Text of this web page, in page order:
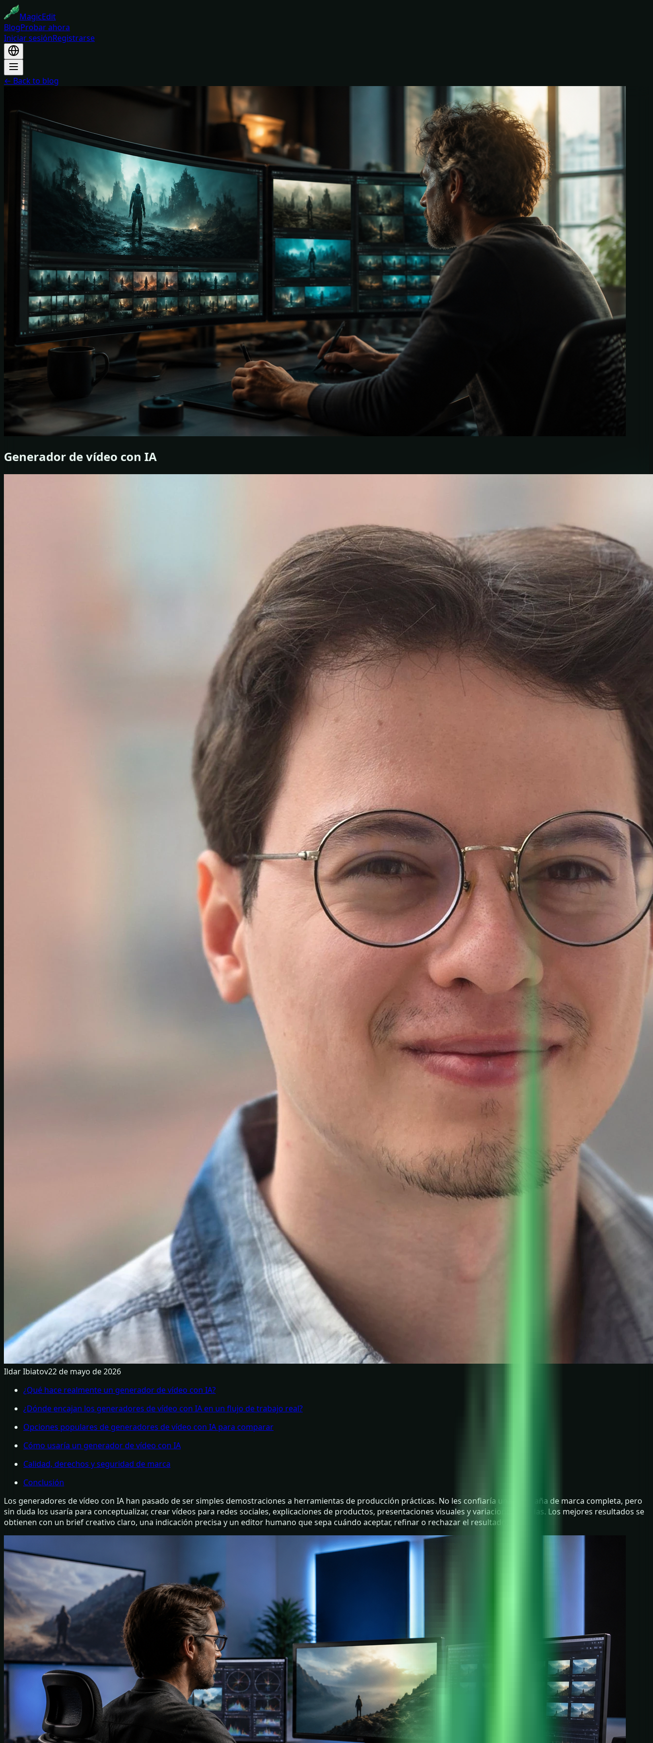
MagicEdit
BlogProbar ahora
Iniciar sesiónRegistrarse
← Back to blog
Generador de vídeo con IA
Ildar Ibiatov22 de mayo de 2026
¿Qué hace realmente un generador de vídeo con IA?
¿Dónde encajan los generadores de vídeo con IA en un flujo de trabajo real?
Opciones populares de generadores de vídeo con IA para comparar
Cómo usaría un generador de vídeo con IA
Calidad, derechos y seguridad de marca
Conclusión
Los generadores de vídeo con IA han pasado de ser simples demostraciones a herramientas de producción prácticas. No les confiaría una campaña de marca completa, pero
sin duda los usaría para conceptualizar, crear vídeos para redes sociales, explicaciones de productos, presentaciones visuales y variaciones rápidas. Los mejores resultados se
obtienen con un brief creativo claro, una indicación precisa y un editor humano que sepa cuándo aceptar, refinar o rechazar el resultado.